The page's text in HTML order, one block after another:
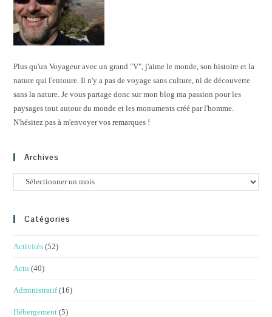
Plus qu'un Voyageur avec un grand "V", j'aime le monde, son histoire et la
nature qui l'entoure. Il n'y a pas de voyage sans culture, ni de découverte
sans la nature. Je vous partage donc sur mon blog ma passion pour les
paysages tout autour du monde et les monuments créé par l'homme.
N'hésitez pas à m'envoyer vos remarques !
Archives
Archives
Catégories
Activités (52)
Actu (40)
Administratif (16)
Hébergement (5)